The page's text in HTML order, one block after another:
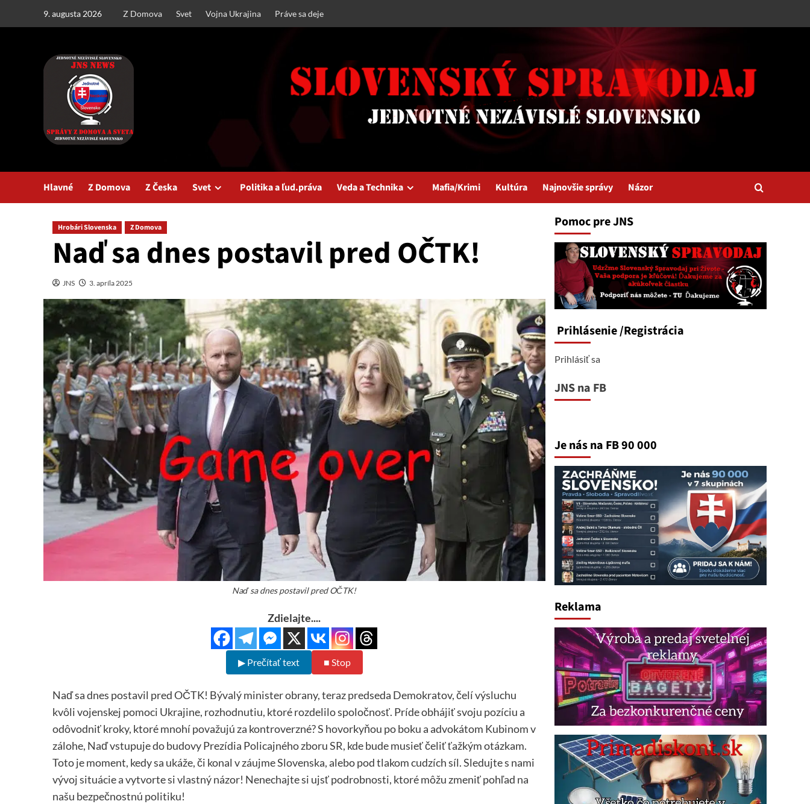
9. augusta 2026 Z Domova Svet Vojna Ukrajina Práve sa deje
Hlavné Z Domova Z Česka Svet Politika a ľud.práva Veda a Technika Mafia/Krimi Kultúra Najnovšie správy Názor
Hrobári Slovenska Z Domova
Naď sa dnes postavil pred OČTK!
JNS 3. apríla 2025
Naď sa dnes postavil pred OČTK!
Zdielajte....
▶ Prečítať text ■ Stop
Naď sa dnes postavil pred OČTK! Bývalý minister obrany, teraz predseda Demokratov, čelí výsluchu
kvôli vojenskej pomoci Ukrajine, rozhodnutiu, ktoré rozdelilo spoločnosť. Príde obhájiť svoju pozíciu a
odôvodniť kroky, ktoré mnohí považujú za kontroverzné? S hovorkyňou po boku a advokátom Kubinom v
zálohe, Naď vstupuje do budovy Prezídia Policajného zboru SR, kde bude musieť čeliť ťažkým otázkam.
Toto je moment, kedy sa ukáže, či konal v záujme Slovenska, alebo pod tlakom cudzích síl. Sledujte s nami
vývoj situácie a vytvorte si vlastný názor! Nenechajte si ujsť podrobnosti, ktoré môžu zmeniť pohľad na
našu bezpečnostnú politiku!
Pomoc pre JNS
Prihlásenie/Registrácia
Prihlásiť sa
JNS na FB
Je nás na FB 90 000
Reklama